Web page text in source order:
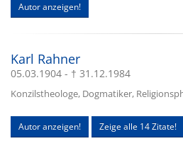
Autor anzeigen!
Karl Rahner
05.03.1904 - † 31.12.1984
Konzilstheologe, Dogmatiker,
Autor anzeigen! Zeige alle 14 Zitate!